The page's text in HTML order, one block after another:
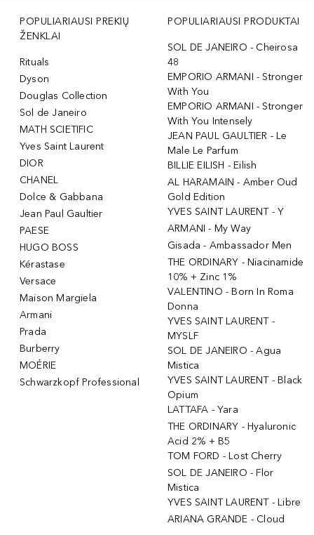
POPULIARIAUSI PREKIŲ
ŽENKLAI
Rituals
Dyson
Douglas Collection
Sol de Janeiro
MATH SCIETIFIC
Yves Saint Laurent
DIOR
CHANEL
Dolce & Gabbana
Jean Paul Gaultier
PAESE
HUGO BOSS
Kérastase
Versace
Maison Margiela
Armani
Prada
Burberry
MOÉRIE
Schwarzkopf Professional
POPULIARIAUSI PRODUKTAI
SOL DE JANEIRO - Cheirosa
48
EMPORIO ARMANI - Stronger
With You
EMPORIO ARMANI - Stronger
With You Intensely
JEAN PAUL GAULTIER - Le
Male Le Parfum
BILLIE EILISH - Eilish
AL HARAMAIN - Amber Oud
Gold Edition
YVES SAINT LAURENT - Y
ARMANI - My Way
Gisada - Ambassador Men
THE ORDINARY - Niacinamide
10% + Zinc 1%
VALENTINO - Born In Roma
Donna
YVES SAINT LAURENT -
MYSLF
SOL DE JANEIRO - Agua
Mistica
YVES SAINT LAURENT - Black
Opium
LATTAFA - Yara
THE ORDINARY - Hyaluronic
Acid 2% + B5
TOM FORD - Lost Cherry
SOL DE JANEIRO - Flor
Mistica
YVES SAINT LAURENT - Libre
ARIANA GRANDE - Cloud